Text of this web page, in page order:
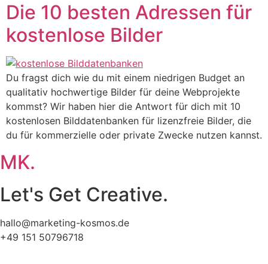
Die 10 besten Adressen für
kostenlose Bilder
Du fragst dich wie du mit einem niedrigen Budget an
qualitativ hochwertige Bilder für deine Webprojekte
kommst? Wir haben hier die Antwort für dich mit 10
kostenlosen Bilddatenbanken für lizenzfreie Bilder, die
du für kommerzielle oder private Zwecke nutzen kannst.
MK.
Let's Get Creative.
hallo@marketing-kosmos.de
+49 151 50796718